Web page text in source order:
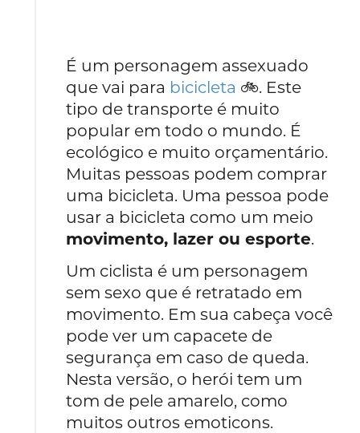
É um personagem assexuado
que vai para bicicleta 🚲. Este
tipo de transporte é muito
popular em todo o mundo. É
ecológico e muito orçamentário.
Muitas pessoas podem comprar
uma bicicleta. Uma pessoa pode
usar a bicicleta como um meio
movimento, lazer ou esporte.
Um ciclista é um personagem
sem sexo que é retratado em
movimento. Em sua cabeça você
pode ver um capacete de
segurança em caso de queda.
Nesta versão, o herói tem um
tom de pele amarelo, como
muitos outros emoticons.